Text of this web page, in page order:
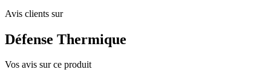
Avis clients sur
Défense Thermique
Vos avis sur ce produit